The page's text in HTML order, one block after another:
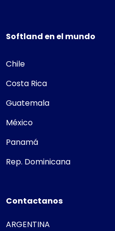
Softland en el mundo
Chile
Costa Rica
Guatemala
México
Panamá
Rep. Dominicana
Contactanos
ARGENTINA